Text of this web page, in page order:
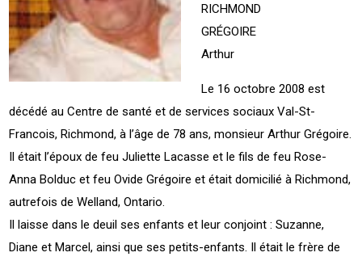
RICHMOND
GRÉGOIRE
Arthur
Le 16 octobre 2008 est
décédé au Centre de santé et de services sociaux Val-St-
Francois, Richmond, à l’âge de 78 ans, monsieur Arthur Grégoire.
Il était l’époux de feu Juliette Lacasse et le fils de feu Rose-
Anna Bolduc et feu Ovide Grégoire et était domicilié à Richmond,
autrefois de Welland, Ontario.
Il laisse dans le deuil ses enfants et leur conjoint : Suzanne,
Diane et Marcel, ainsi que ses petits-enfants. Il était le frère de